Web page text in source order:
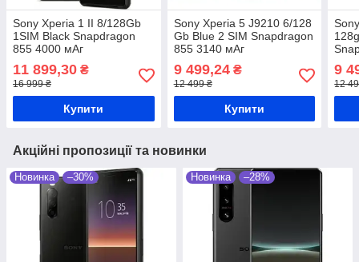
Sony Xperia 1 II 8/128Gb
1SIM Black Snapdragon
855 4000 мАг
11 899,30 ₴
16 999 ₴
Купити
Sony Xperia 5 J9210 6/128
Gb Blue 2 SIM Snapdragon
855 3140 мАг
9 499,24₴
12 499 ₴
Купити
9
12
Акційні пропозиції та новинки
Новинка –30% Новинка –28%